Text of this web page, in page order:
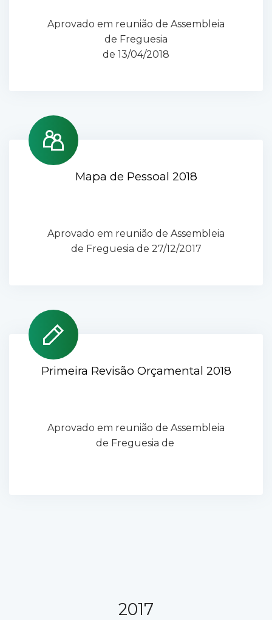
Aprovado em reunião de Assembleia
de Freguesia
de 13/04/2018
Mapa de Pessoal 2018
Aprovado em reunião de Assembleia
de Freguesia de 27/12/2017
Primeira Revisão Orçamental 2018
Aprovado em reunião de Assembleia
de Freguesia de
2017